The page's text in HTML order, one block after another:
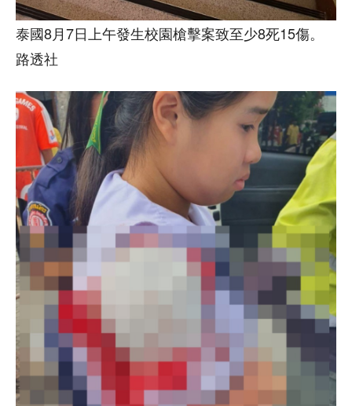
泰國8月7日上午發生校園槍擊案致至少8死15傷。
路透社